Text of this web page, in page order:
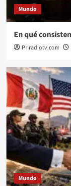
Mundo
En qué
Priradiotv.com
Mundo